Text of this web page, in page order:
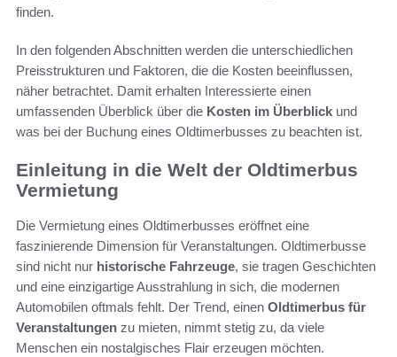
finden.
In den folgenden Abschnitten werden die unterschiedlichen
Preisstrukturen und Faktoren, die die Kosten beeinflussen,
näher betrachtet. Damit erhalten Interessierte einen
umfassenden Überblick über die Kosten im Überblick und
was bei der Buchung eines Oldtimerbusses zu beachten ist.
Einleitung in die Welt der Oldtimerbus
Vermietung
Die Vermietung eines Oldtimerbusses eröffnet eine
faszinierende Dimension für Veranstaltungen. Oldtimerbusse
sind nicht nur historische Fahrzeuge, sie tragen Geschichten
und eine einzigartige Ausstrahlung in sich, die modernen
Automobilen oftmals fehlt. Der Trend, einen Oldtimerbus für
Veranstaltungen zu mieten, nimmt stetig zu, da viele
Menschen ein nostalgisches Flair erzeugen möchten.